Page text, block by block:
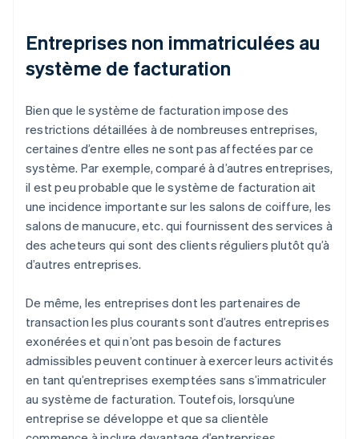
Entreprises non immatriculées au
système de facturation
Bien que le système de facturation impose des
restrictions détaillées à de nombreuses entreprises,
certaines d’entre elles ne sont pas affectées par ce
système. Par exemple, comparé à d’autres entreprises,
il est peu probable que le système de facturation ait
une incidence importante sur les salons de coiffure, les
salons de manucure, etc. qui fournissent des services à
des acheteurs qui sont des clients réguliers plutôt qu’à
d’autres entreprises.
De même, les entreprises dont les partenaires de
transaction les plus courants sont d’autres entreprises
exonérées et qui n’ont pas besoin de factures
admissibles peuvent continuer à exercer leurs activités
en tant qu’entreprises exemptées sans s’immatriculer
au système de facturation. Toutefois, lorsqu’une
entreprise se développe et que sa clientèle